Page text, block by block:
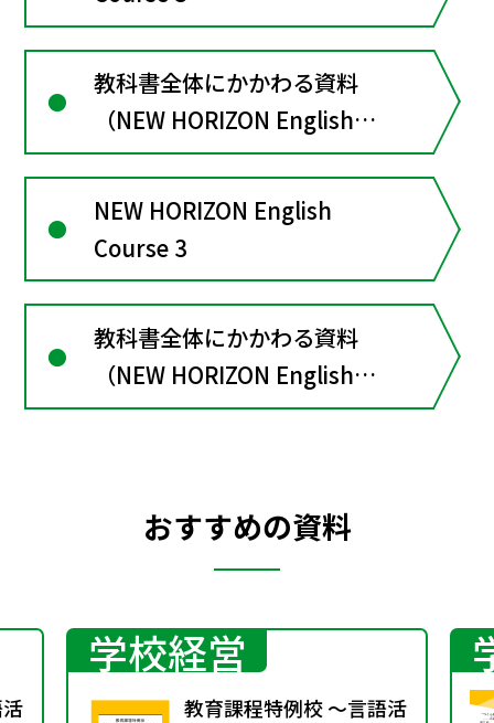
教科書全体にかかわる資料
（NEW HORIZON English
Course３）
NEW HORIZON English
Course 3
教科書全体にかかわる資料
（NEW HORIZON English
Course３）
おすすめの資料
学校経営
教育課程特例校 ～言語活